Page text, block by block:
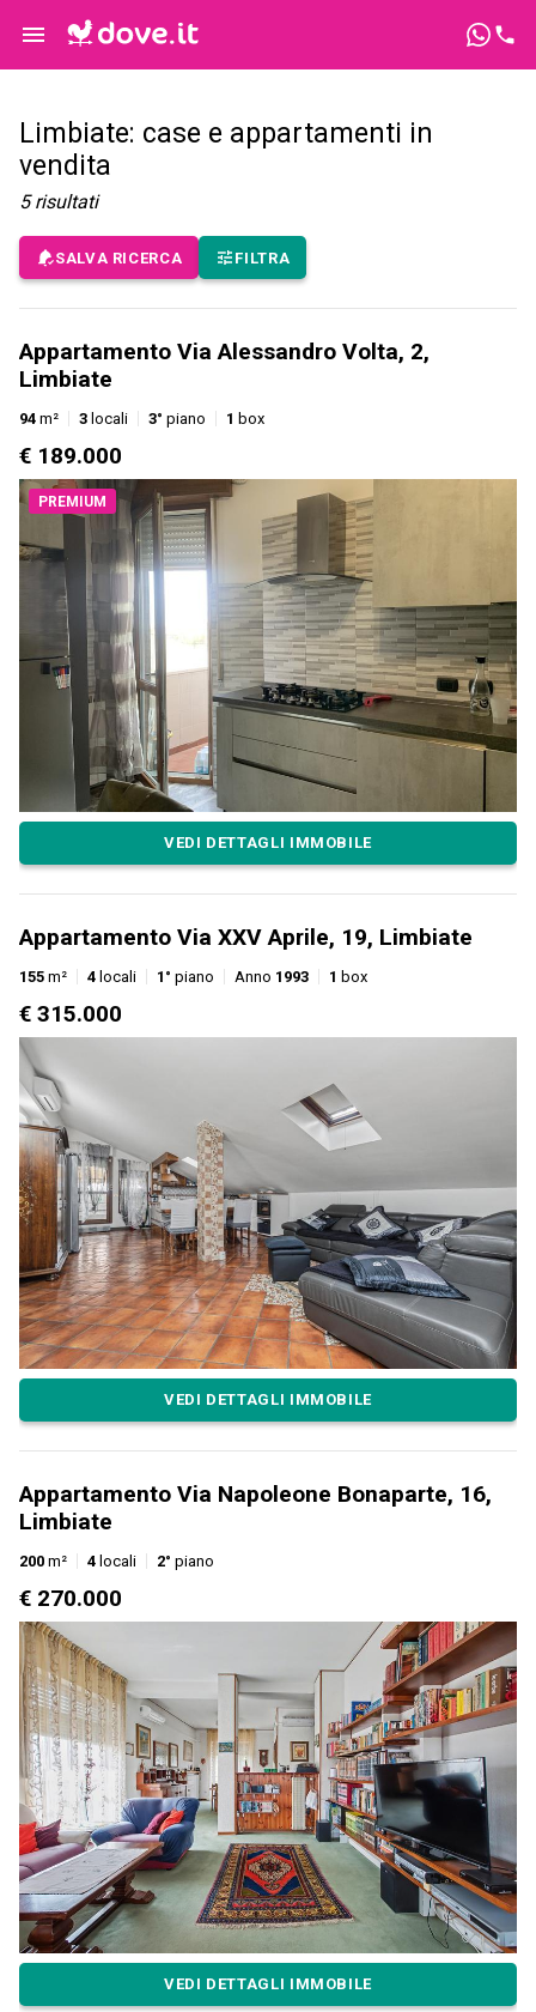
Limbiate: case e appartamenti in
vendita
5 risultati
SALVA RICERCA FILTRA
Appartamento Via Alessandro Volta, 2,
Limbiate
94 m² 3 locali 3° piano 1 box
€ 189.000
PREMIUM
VEDI DETTAGLI IMMOBILE
Appartamento Via XXV Aprile, 19, Limbiate
155 m² 4 locali 1° piano Anno 1993 1 box
€ 315.000
VEDI DETTAGLI IMMOBILE
Appartamento Via Napoleone Bonaparte, 16,
Limbiate
200 m² 4 locali 2° piano
€ 270.000
VEDI DETTAGLI IMMOBILE